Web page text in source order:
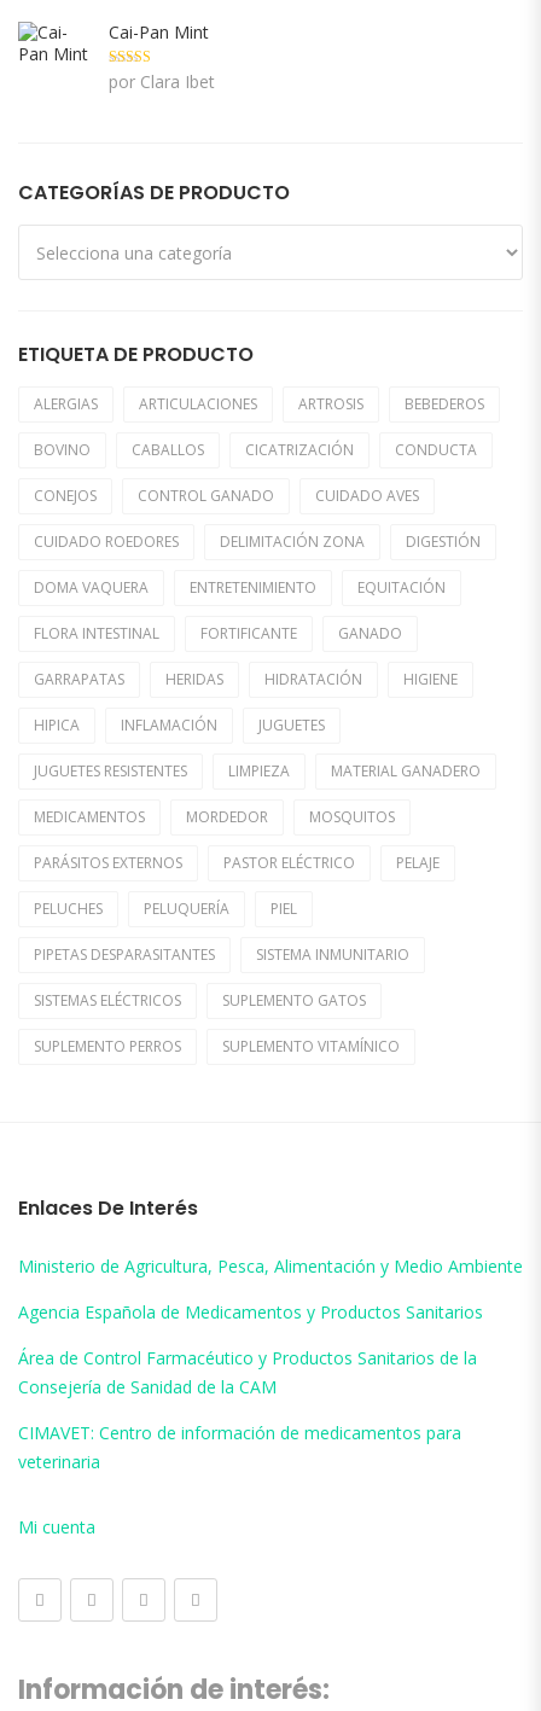
Cai-Pan Mint
Valorado con
5 de 5
por Clara Ibet
CATEGORÍAS DE PRODUCTO
ETIQUETA DE PRODUCTO
ALERGIAS ARTICULACIONES ARTROSIS BEBEDEROS
BOVINO CABALLOS CICATRIZACIÓN CONDUCTA
CONEJOS CONTROL GANADO CUIDADO AVES
CUIDADO ROEDORES DELIMITACIÓN ZONA DIGESTIÓN
DOMA VAQUERA ENTRETENIMIENTO EQUITACIÓN
FLORA INTESTINAL FORTIFICANTE GANADO
GARRAPATAS HERIDAS HIDRATACIÓN HIGIENE
HIPICA INFLAMACIÓN JUGUETES
JUGUETES RESISTENTES LIMPIEZA MATERIAL GANADERO
MEDICAMENTOS MORDEDOR MOSQUITOS
PARÁSITOS EXTERNOS PASTOR ELÉCTRICO PELAJE
PELUCHES PELUQUERÍA PIEL
PIPETAS DESPARASITANTES SISTEMA INMUNITARIO
SISTEMAS ELÉCTRICOS SUPLEMENTO GATOS
SUPLEMENTO PERROS SUPLEMENTO VITAMÍNICO
Enlaces De Interés
Ministerio de Agricultura, Pesca, Alimentación y Medio Ambiente
Agencia Española de Medicamentos y Productos Sanitarios
Área de Control Farmacéutico y Productos Sanitarios de la
Consejería de Sanidad de la CAM
CIMAVET: Centro de información de medicamentos para
veterinaria
Mi cuenta
Información de interés: